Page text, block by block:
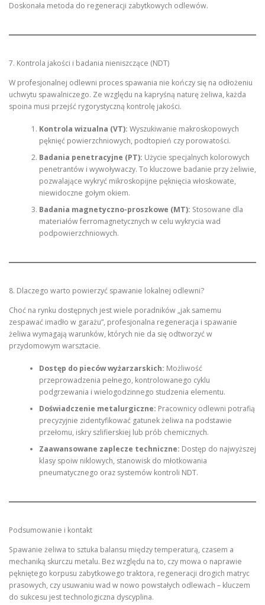
Doskonała metoda do regeneracji zabytkowych odlewów.
7. Kontrola jakości i badania nieniszczące (NDT)
W profesjonalnej odlewni proces spawania nie kończy się na odłożeniu
uchwytu spawalniczego. Ze względu na kapryśną naturę żeliwa, każda
spoina musi przejść rygorystyczną kontrolę jakości.
Kontrola wizualna (VT): Wyszukiwanie makroskopowych
pęknięć powierzchniowych, podtopień czy porowatości.
Badania penetracyjne (PT): Użycie specjalnych kolorowych
penetrantów i wywoływaczy. To kluczowe badanie przy żeliwie,
pozwalające wykryć mikroskopijne pęknięcia włoskowate,
niewidoczne gołym okiem.
Badania magnetyczno-proszkowe (MT): Stosowane dla
materiałów ferromagnetycznych w celu wykrycia wad
podpowierzchniowych.
8. Dlaczego warto powierzyć spawanie lokalnej odlewni?
Choć na rynku dostępnych jest wiele poradników „jak samemu
zespawać imadło w garażu”, profesjonalna regeneracja i spawanie
żeliwa wymagają warunków, których nie da się odtworzyć w
przydomowym warsztacie.
Dostęp do pieców wyżarzarskich: Możliwość
przeprowadzenia pełnego, kontrolowanego cyklu
podgrzewania i wielogodzinnego studzenia elementu.
Doświadczenie metalurgiczne: Pracownicy odlewni potrafią
precyzyjnie zidentyfikować gatunek żeliwa na podstawie
przełomu, iskry szlifierskiej lub prób chemicznych.
Zaawansowane zaplecze techniczne: Dostęp do najwyższej
klasy spoiw niklowych, stanowisk do młotkowania
pneumatycznego oraz systemów kontroli NDT.
Podsumowanie i kontakt
Spawanie żeliwa to sztuka balansu między temperaturą, czasem a
mechaniką skurczu metalu. Bez względu na to, czy mowa o naprawie
pękniętego korpusu zabytkowego traktora, regeneracji drogich matryc
prasowych, czy usuwaniu wad w nowo powstałych odlewach – kluczem
do sukcesu jest technologiczna dyscyplina.